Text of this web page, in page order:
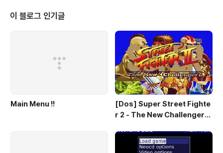
이 블로그 인기글
Main Menu !!
[Dos] Super Street Fighte
r 2 - The New Challengers
파이터 2 - 더 뉴 챌린져 & 하이퍼
파이팅 / 대전 액션 - 국산소프트